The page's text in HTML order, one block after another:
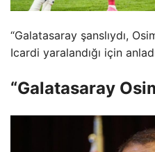
“Galatasaray şanslıydı,
Icardi yaralandığı için
“Galatasaray